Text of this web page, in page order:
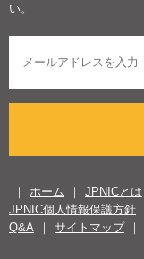
い。
ホーム JPNICとは
JPNIC個人情報保護方針
Q&A
サイトマップ